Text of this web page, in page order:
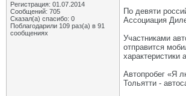
Регистрация: 01.07.2014
Сообщений: 705
Сказал(а) спасибо: 0
Поблагодарили 109 раз(а) в 91
сообщениях
По девяти
Ассоциация
Участниками
отправится
характеристики
Автопробег «Я
Тольятти -